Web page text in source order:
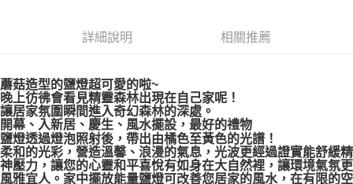
郵局幫你送（離島）
每筆NT$80，滿NT$3,000(含以上)免運費
付款後門市自取
免運費
詳細說明 相關推薦
蘑菇造型的鹽燈超可愛的啦~
晚上彷彿會看見精靈森林出現在自己家呢！
讓居家氛圍瞬間進入奇幻森林的深處。
開幕、入新居、慶生、風水擺設，最好的禮物
鹽燈透過燈泡照射後，帶出由橘色至黃色的光譜！
柔和的光彩，營造溫馨、浪漫的氣息，光波更經過證實能舒緩精
神壓力，讓您的心靈和平喜悅有如身在大自然裡，讓環境氣氛更
風雅宜人。家中擺放能量鹽燈可改善您居家的風水，在有限的空